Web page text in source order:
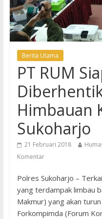
Berita Utama
PT RUM
Himbauan
Sukoharjo
21 Februari 2018
Komentar
Polres Sukoharjo –
yang terdampak limbau
Makmur) yang akan
Forkompimda (Forum